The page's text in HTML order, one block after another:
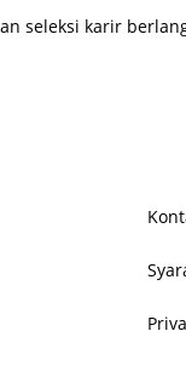
seleksi karir